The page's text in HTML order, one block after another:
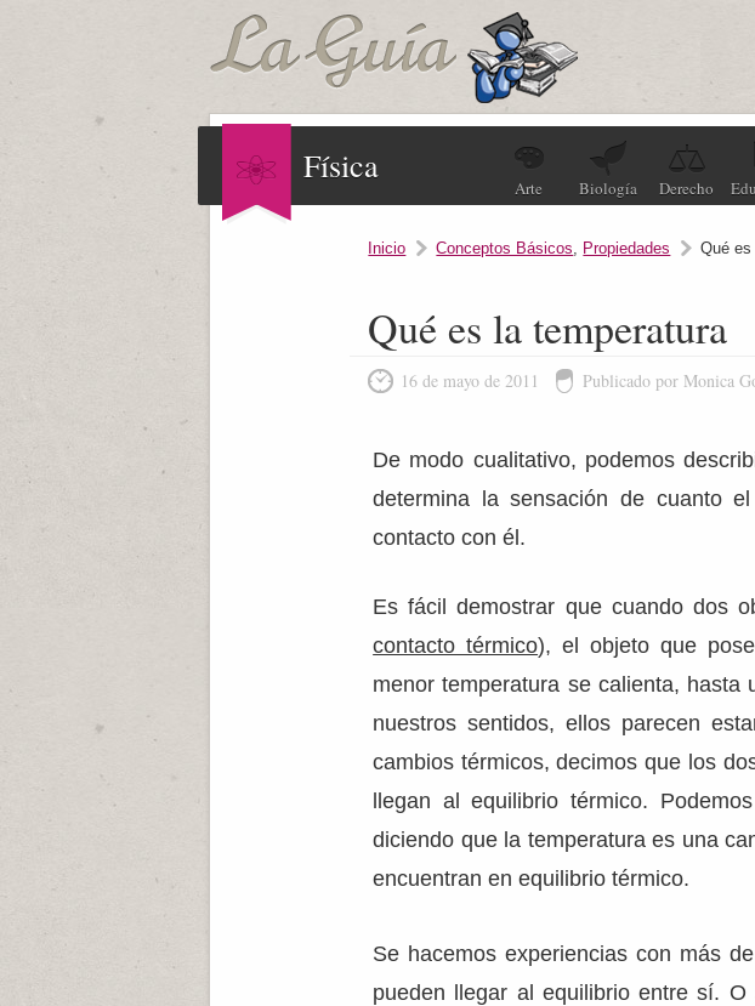
Física
Arte Biología Derecho
Inicio Conceptos Básicos, Propiedades Qué
Qué es la temperatura
16 de mayo de 2011 Publicado por Monica
De modo cualitativo, podemos
determina la sensación de cuanto
contacto con él.
Es fácil demostrar que cuando dos
contacto térmico), el objeto que
menor temperatura se calienta,
nuestros sentidos, ellos parecen
cambios térmicos, decimos que los
llegan al equilibrio térmico.
diciendo que la temperatura es una
encuentran en equilibrio térmico.
Se hacemos experiencias con más
pueden llegar al equilibrio entre sí.